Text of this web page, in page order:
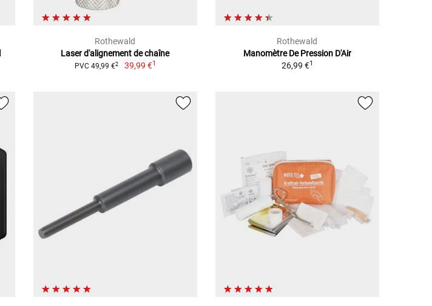
Rothewald
Laser d'alignement de chaîne
PVC 49,99 €2 39,99 €1
Rothewald
Manomètre De Pression D'Air
26,99 €1